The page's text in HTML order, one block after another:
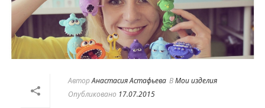
АвторАнастасия Астафьева ВМои изделия
Опубликовано 17.07.2015